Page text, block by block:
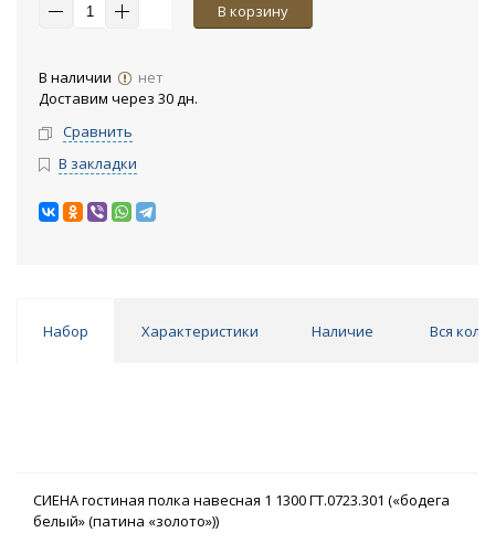
В корзину
В наличии
нет
Доставим через 30 дн.
Сравнить
В закладки
Набор Характеристики Наличие Вся
СИЕНА гостиная полка навесная 1 1300 ГТ.0723.301 («бодега
белый» (патина «золото»))